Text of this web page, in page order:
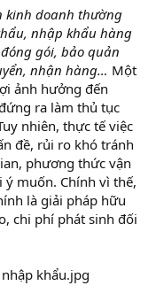
kinh doanh thường
nhập khẩu hàng
gói, bảo quản
nhận hàng… Một
ảnh hưởng đến
ra làm thủ tục
nhiên, thực tế việc
đề, rủi ro khó tránh
phương thức vận
ý muốn. Chính vì thế,
là giải pháp hữu
chi phí phát sinh đối